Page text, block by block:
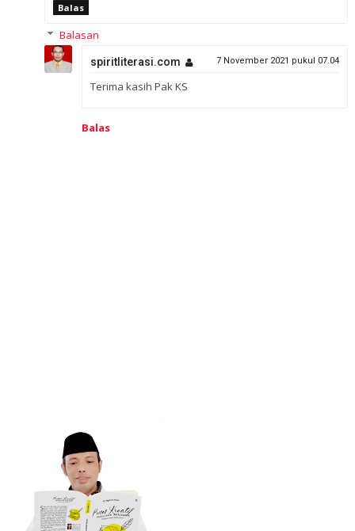
Balas
Balasan
spiritliterasi.com 7 November 2021 pukul 07.04
Terima kasih Pak KS
Balas